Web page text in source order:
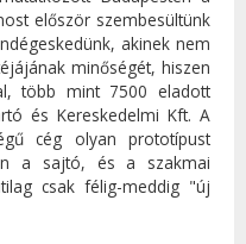
először szembesültünk
akinek nem
minőségét, hiszen
több mint 7500 eladott
és Kereskedelmi Kft. A
cég olyan prototípust
a sajtó, és a szakmai
csak félig-meddig "új